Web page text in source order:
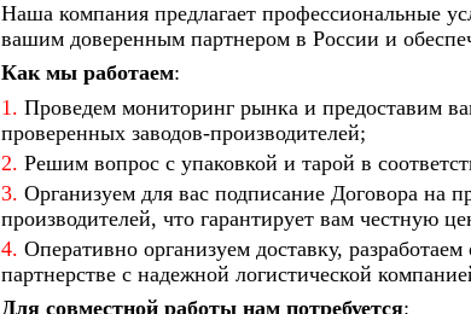
Наша компания предлагает профессиональные
вашим доверенным партнером в России и
Как мы работаем:
1. Проведем мониторинг рынка и предоставим
проверенных заводов-производителей;
2. Решим вопрос с упаковкой и тарой в
3. Организуем для вас подписание Договора на
производителей, что гарантирует вам честную
4. Оперативно организуем доставку,
партнерстве с надежной логистической
Для совместной работы нам потребуется: